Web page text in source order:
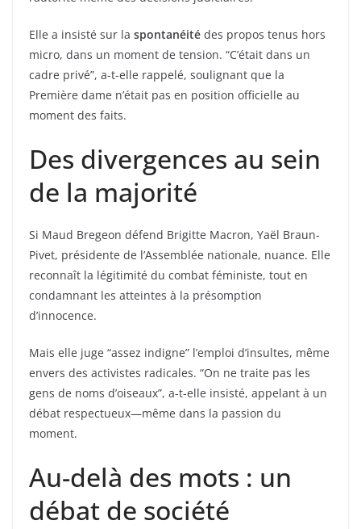
Elle a insisté sur la spontanéité des propos tenus hors
micro, dans un moment de tension. “C’était dans un
cadre privé”, a-t-elle rappelé, soulignant que la
Première dame n’était pas en position officielle au
moment des faits.
Des divergences au sein
de la majorité
Si Maud Bregeon défend Brigitte Macron, Yaël Braun-
Pivet, présidente de l’Assemblée nationale, nuance. Elle
reconnaît la légitimité du combat féministe, tout en
condamnant les atteintes à la présomption
d’innocence.
Mais elle juge “assez indigne” l’emploi d’insultes, même
envers des activistes radicales. “On ne traite pas les
gens de noms d’oiseaux”, a-t-elle insisté, appelant à un
débat respectueux—même dans la passion du
moment.
Au-delà des mots : un
débat de société